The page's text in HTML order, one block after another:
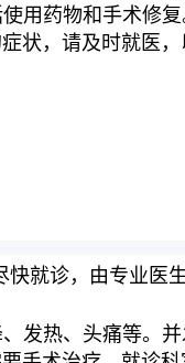
用药物和手术修复
状，请及时就医，
就诊，由专业医
热、头痛等。